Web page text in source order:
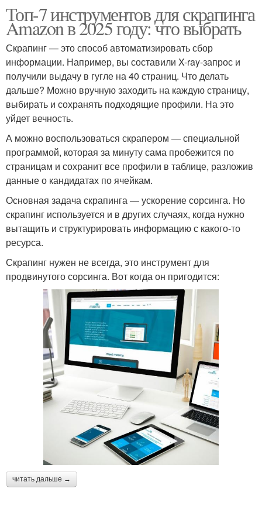
Топ-7 инструментов для скрапинга
Amazon в 2025 году: что выбрать
Скрапинг — это способ автоматизировать сбор
информации. Например, вы составили X-ray-запрос и
получили выдачу в гугле на 40 страниц. Что делать
дальше? Можно вручную заходить на каждую страницу,
выбирать и сохранять подходящие профили. На это
уйдет вечность.
А можно воспользоваться скрапером — специальной
программой, которая за минуту сама пробежится по
страницам и сохранит все профили в таблице, разложив
данные о кандидатах по ячейкам.
Основная задача скрапинга — ускорение сорсинга. Но
скрапинг используется и в других случаях, когда нужно
вытащить и структурировать информацию с какого-то
ресурса.
Скрапинг нужен не всегда, это инструмент для
продвинутого сорсинга. Вот когда он пригодится:
читать дальше →